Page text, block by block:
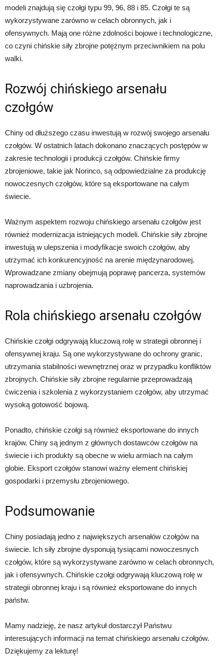
modeli znajdują się czołgi typu 99, 96, 88 i 85. Czołgi te są
wykorzystywane zarówno w celach obronnych, jak i
ofensywnych. Mają one różne zdolności bojowe i technologiczne,
co czyni chińskie siły zbrojne potężnym przeciwnikiem na polu
walki.
Rozwój chińskiego arsenału
czołgów
Chiny od dłuższego czasu inwestują w rozwój swojego arsenału
czołgów. W ostatnich latach dokonano znaczących postępów w
zakresie technologii i produkcji czołgów. Chińskie firmy
zbrojeniowe, takie jak Norinco, są odpowiedzialne za produkcję
nowoczesnych czołgów, które są eksportowane na całym
świecie.
Ważnym aspektem rozwoju chińskiego arsenału czołgów jest
również modernizacja istniejących modeli. Chińskie siły zbrojne
inwestują w ulepszenia i modyfikacje swoich czołgów, aby
utrzymać ich konkurencyjność na arenie międzynarodowej.
Wprowadzane zmiany obejmują poprawę pancerza, systemów
naprowadzania i uzbrojenia.
Rola chińskiego arsenału czołgów
Chińskie czołgi odgrywają kluczową rolę w strategii obronnej i
ofensywnej kraju. Są one wykorzystywane do ochrony granic,
utrzymania stabilności wewnętrznej oraz w przypadku konfliktów
zbrojnych. Chińskie siły zbrojne regularnie przeprowadzają
ćwiczenia i szkolenia z wykorzystaniem czołgów, aby utrzymać
wysoką gotowość bojową.
Ponadto, chińskie czołgi są również eksportowane do innych
krajów. Chiny są jednym z głównych dostawców czołgów na
świecie i ich produkty są obecne w wielu armiach na całym
globie. Eksport czołgów stanowi ważny element chińskiej
gospodarki i przemysłu zbrojeniowego.
Podsumowanie
Chiny posiadają jedno z największych arsenałów czołgów na
świecie. Ich siły zbrojne dysponują tysiącami nowoczesnych
czołgów, które są wykorzystywane zarówno w celach obronnych,
jak i ofensywnych. Chińskie czołgi odgrywają kluczową rolę w
strategii obronnej kraju i są również eksportowane do innych
państw.
Mamy nadzieję, że nasz artykuł dostarczył Państwu
interesujących informacji na temat chińskiego arsenału czołgów.
Dziękujemy za lekturę!